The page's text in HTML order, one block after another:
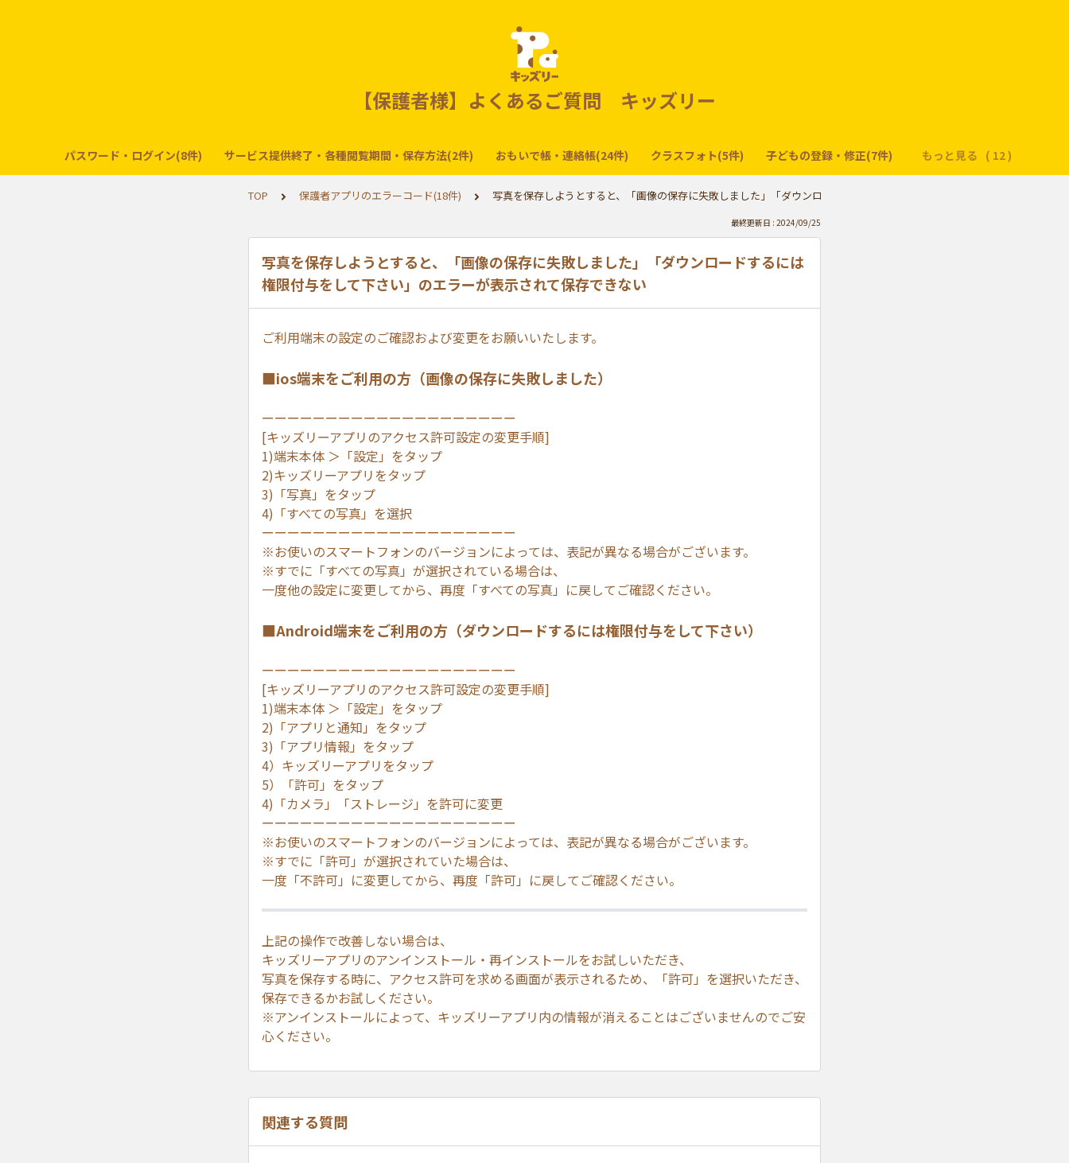
【保護者様】よくあるご質問 キッズリー
パスワード・ログイン(8件) サービス提供終了・各種閲覧期間・保存方法(2件) おもいで帳・連絡帳(24件) クラスフォト(5件) 子どもの登録・修正(7件) もっと見る
TOP 保護者アプリのエラーコード(18件) 写真を保存しようとすると、「画像の保存に失敗しました」「ダウンロードするには権限付与をして下さい」のエラーが表
最終更新日 : 2024/09/25
写真を保存しようとすると、「画像の保存に失敗しました」「ダウンロードするには
権限付与をして下さい」のエラーが表示されて保存できない
ご利用端末の設定のご確認および変更をお願いいたします。
■ios端末をご利用の方（画像の保存に失敗しました）
ーーーーーーーーーーーーーーーーーーーー
[キッズリーアプリのアクセス許可設定の変更手順]
1)端末本体 ＞「設定」をタップ
2)キッズリーアプリをタップ
3)「写真」をタップ
4)「すべての写真」を選択
ーーーーーーーーーーーーーーーーーーーー
※お使いのスマートフォンのバージョンによっては、表記が異なる場合がございます。
※すでに「すべての写真」が選択されている場合は、
一度他の設定に変更してから、再度「すべての写真」に戻してご確認ください。
■Android端末をご利用の方（ダウンロードするには権限付与をして下さい）
ーーーーーーーーーーーーーーーーーーーー
[キッズリーアプリのアクセス許可設定の変更手順]
1)端末本体 ＞「設定」をタップ
2)「アプリと通知」をタップ
3)「アプリ情報」をタップ
4）キッズリーアプリをタップ
5）「許可」をタップ
4)「カメラ」「ストレージ」を許可に変更
ーーーーーーーーーーーーーーーーーーーー
※お使いのスマートフォンのバージョンによっては、表記が異なる場合がございます。
※すでに「許可」が選択されていた場合は、
一度「不許可」に変更してから、再度「許可」に戻してご確認ください。
上記の操作で改善しない場合は、
キッズリーアプリのアンインストール・再インストールをお試しいただき、
写真を保存する時に、アクセス許可を求める画面が表示されるため、「許可」を選択いただき、
保存できるかお試しください。
※アンインストールによって、キッズリーアプリ内の情報が消えることはございませんのでご安
心ください。
関連する質問